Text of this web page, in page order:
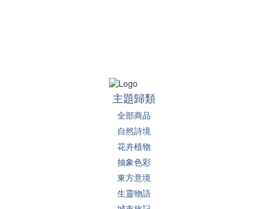
主題歸類
全部商品
自然詩境
花卉植物
抽象色彩
東方意境
生靈物語